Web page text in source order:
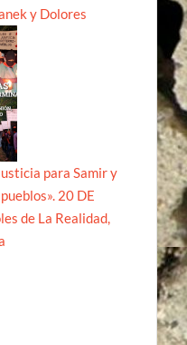
y Dolores
para Samir y
20 DE
de La Realidad,